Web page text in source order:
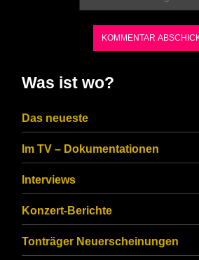
CAPTCHA
ensure
that
you
are
human.
Was ist wo?
Das neueste
Im TV – Dokumentationen
Interviews
Konzert-Berichte
Tonträger Neuerscheinungen